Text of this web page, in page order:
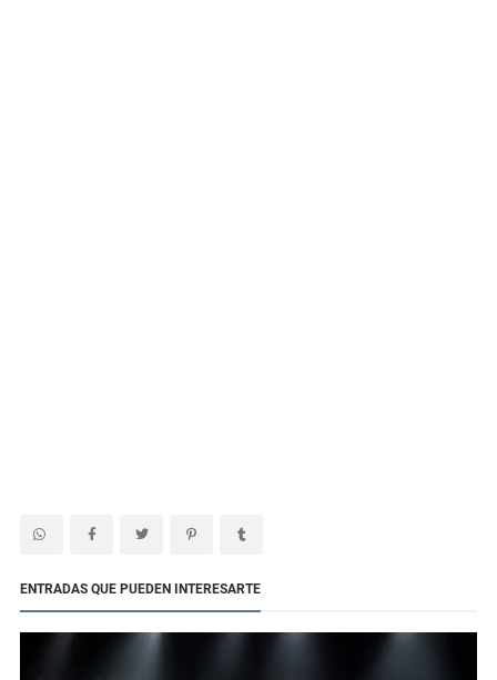
ENTRADAS QUE PUEDEN INTERESARTE